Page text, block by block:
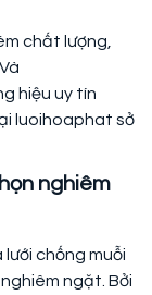
chất lượng,
hiệu uy tín
luoihoaphat sở
nghiêm
chống muỗi
ngặt. Bởi